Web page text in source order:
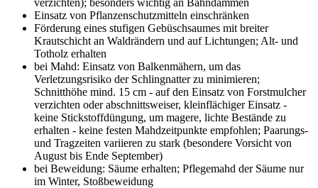
Einsatz von Pflanzenschutzmitteln einschränken
Förderung eines stufigen Gebüschsaumes mit breiter
Krautschicht an Waldrändern und auf Lichtungen; Alt- und
Totholz erhalten
bei Mahd: Einsatz von Balkenmähern, um das
Verletzungsrisiko der Schlingnatter zu minimieren;
Schnitthöhe mind. 15 cm - auf den Einsatz von Forstmulcher
verzichten oder abschnittsweiser, kleinflächiger Einsatz -
keine Stickstoffdüngung, um magere, lichte Bestände zu
erhalten - keine festen Mahdzeitpunkte empfohlen; Paarungs-
und Tragzeiten variieren zu stark (besondere Vorsicht von
August bis Ende September)
bei Beweidung: Säume erhalten; Pflegemahd der Säume nur
im Winter, Stoßbeweidung